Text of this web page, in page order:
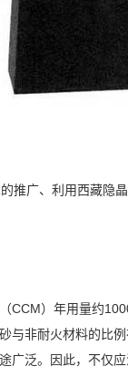
推广、利用西藏隐
CCM）年用量约
与非耐火材料的比
广泛。因此，不仅